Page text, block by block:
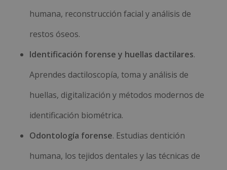
humana, reconstrucción facial y análisis de
restos óseos.
Identificación forense y huellas dactilares.
Aprendes dactiloscopía, toma y análisis de
huellas, digitalización y métodos modernos de
identificación biométrica.
Odontología forense. Estudias dentición
humana, los tejidos dentales y las técnicas de